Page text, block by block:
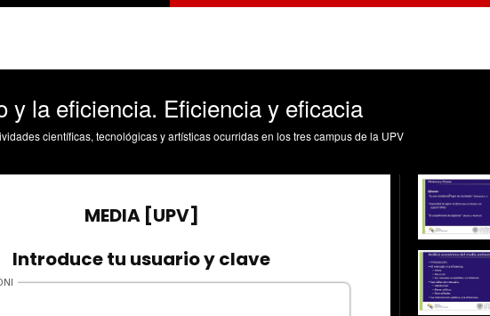
y la eficiencia. Eficiencia y eficacia
científicas, tecnológicas y artísticas ocurridas en los tres campus de la UPV